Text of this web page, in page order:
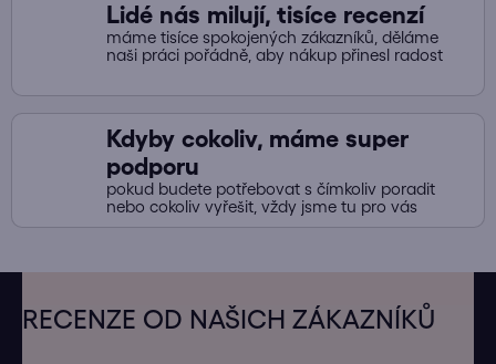
Lidé nás milují, tisíce recenzí
máme tisíce spokojených zákazníků, děláme
naši práci pořádně, aby nákup přinesl radost
Kdyby cokoliv, máme super
podporu
pokud budete potřebovat s čímkoliv poradit
nebo cokoliv vyřešit, vždy jsme tu pro vás
RECENZE OD NAŠICH ZÁKAZNÍKŮ